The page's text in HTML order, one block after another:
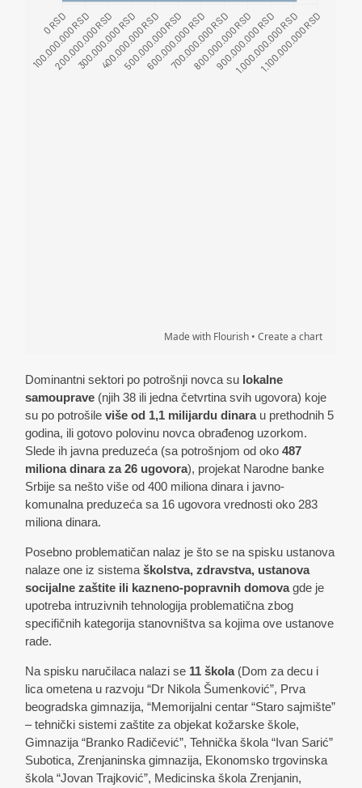
Dominantni sektori po potrošnji novca su lokalne
samouprave (njih 38 ili jedna četvrtina svih ugovora) koje
su po potrošileviše od 1,1 milijardu dinarau prethodnih 5
godina, ili gotovo polovinu novca obrađenog uzorkom.
Slede ih javna preduzeća (sa potrošnjom od oko487
miliona dinara za 26 ugovora), projekat Narodne banke
Srbije sa nešto više od 400 miliona dinara i javno-
komunalna preduzeća sa 16 ugovora vrednosti oko 283
miliona dinara.
Posebno problematičan nalaz je što se na spisku ustanova
nalaze one iz sistemaškolstva, zdravstva, ustanova
socijalne zaštite ili kazneno-popravnih domovagde je
upotreba intruzivnih tehnologija problematična zbog
specifičnih kategorija stanovništva sa kojima ove ustanove
rade.
Na spisku naručilaca nalazi se 11 škola(Dom za decu i
lica ometena u razvoju “Dr Nikola Šumenković”, Prva
beogradska gimnazija, “Memorijalni centar “Staro sajmište”
– tehnički sistemi zaštite za objekat kožarske škole,
Gimnazija “Branko Radičević”, Tehnička škola “Ivan Sarić”
Subotica, Zrenjaninska gimnazija, Ekonomsko trgovinska
škola “Jovan Trajković”, Medicinska škola Zrenjanin,